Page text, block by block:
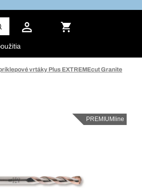
vrtáky Plus EXTREMEcut Granite
PREMIUMline